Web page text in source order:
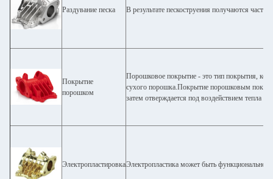
Раздувание песка В результате пескоструения получаются части
Покрытие
порошком
Порошковое покрытие - это тип покрытия,
сухого порошка.Покрытие порошковым
затем отверждается под воздействием тепла
ЭлектропластировкаЭлектропластика может быть